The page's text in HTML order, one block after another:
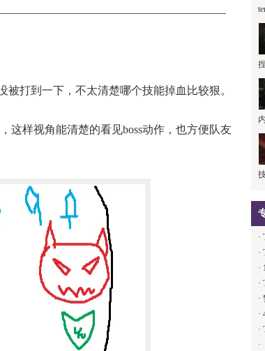
打到一下，不太清楚哪个技能掉血比较狠。
样视角能清楚的看见boss动作，也方便队友
·
·
·
·
·
·
·
·